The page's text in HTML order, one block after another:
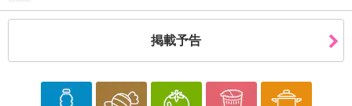
掲載予告